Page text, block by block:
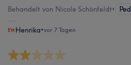
Behandelt von Nicole Schönfeldt•
Henrika•vor 7 Tagen